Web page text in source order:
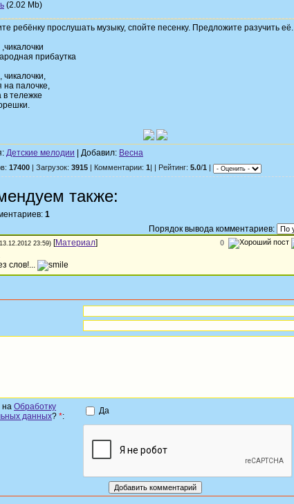
(2.02 Mb)
ребёнку прослушать музыку, спойте песенку. Предложите разучить её.
прибаутка
чикалочки,
на палочке,
тележке
Детские мелодии | Добавил: Весна
17400 | Загрузок: 3915 | Комментарии: 1 | | Рейтинг: 5.0/1
также:
1
Порядок вывода комментариев:
0
23:59) [Материал]
слов!...
на Обработку
данных? *:
Да